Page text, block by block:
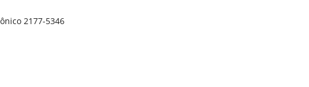
2177-5346